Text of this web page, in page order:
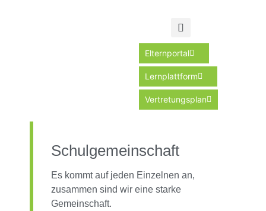
Elternportal
Lernplattform
Vertretungsplan
Schulgemeinschaft
Es kommt auf jeden Einzelnen an,
zusammen sind wir eine starke
Gemeinschaft.